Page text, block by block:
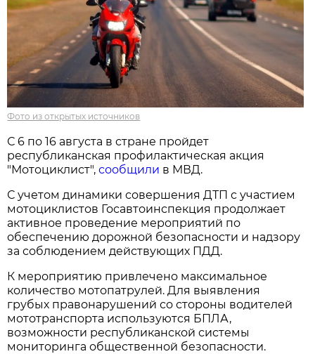
Фото из открытых источников
С 6 по 16 августа в стране пройдет
республиканская профилактическая акция
"Мотоциклист",сообщили в МВД.
С учетом динамики совершения ДТП с участием
мотоциклистов Госавтоинспекция продолжает
активное проведение мероприятий по
обеспечению дорожной безопасности и надзору
за соблюдением действующих ПДД.
К мероприятию привлечено максимальное
количество мотопатрулей. Для выявления
грубых правонарушений со стороны водителей
мототранспорта используются БПЛА,
возможности республиканской системы
мониторинга общественной безопасности.